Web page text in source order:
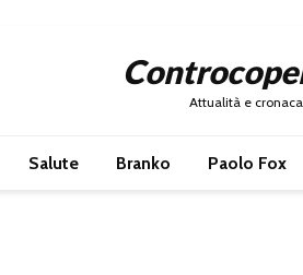
Attualità e cronaca
Salute Branko Paolo Fox